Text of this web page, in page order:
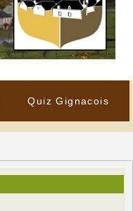
Quiz Gignacois